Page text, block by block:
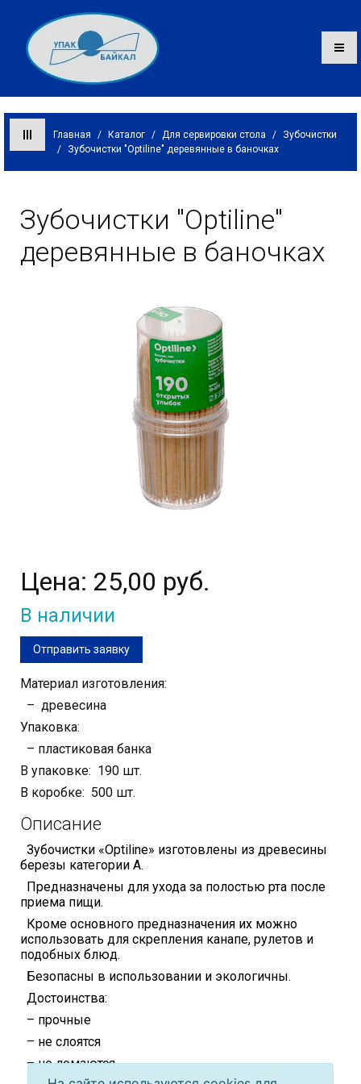
Каталог
О компании
Главная / Каталог / Для сервировки стола /
Зубочистки
/
Зубочистки "Optiline" деревянные в баночках
Зубочистки "Optiline"
деревянные в баночках
Цена: 25,00 руб.
В наличии
Отправить заявку
Материал изготовления:
– древесина
Упаковка:
– пластиковая банка
В упаковке: 190 шт.
В коробке: 500 шт.
Описание
Зубочистки «Optiline» изготовлены из древесины
березы категории А.
Предназначены для ухода за полостью рта после
приема пищи.
Кроме основного предназначения их можно
использовать для скрепления канапе, рулетов и
подобных блюд.
Безопасны в использовании и экологичны.
Достоинства:
– прочные
– не слоятся
– не ломаются